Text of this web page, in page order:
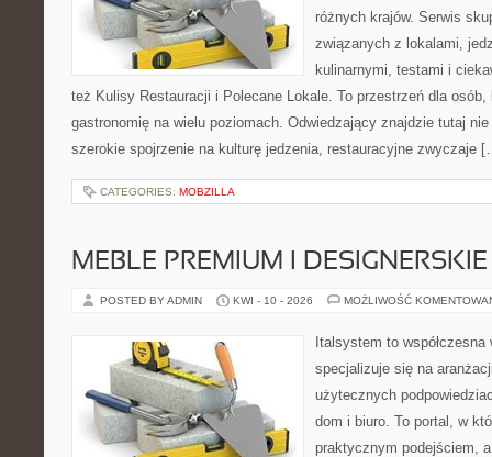
różnych krajów. Serwis
związanych z lokalami,
kulinarnymi, testami i
też Kulisy Restauracji i Polecane Lokale. To przestrzeń dla
gastronomię na wielu poziomach. Odwiedzający znajdzie tutaj
szerokie spojrzenie na kulturę jedzenia, restauracyjne zwyczaje
CATEGORIES: MOBZILLA
MEBLE PREMIUM I DESIGNERSKIE
POSTED BY ADMIN KWI - 10 - 2026 MOŻLIWOŚĆ
Italsystem to
specjalizuje się na
użytecznych
dom i biuro. To portal, w
praktycznym podejściem,